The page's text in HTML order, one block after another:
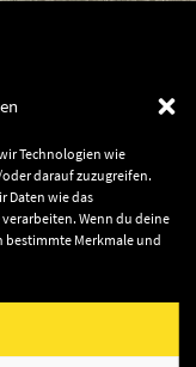
Technologien wie
darauf zuzugreifen.
Daten wie das
Wenn du deine
Merkmale und